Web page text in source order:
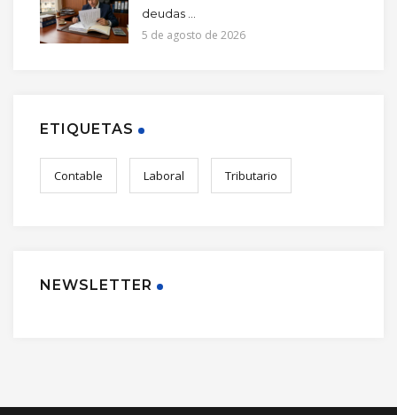
deudas ...
5 de agosto de 2026
ETIQUETAS
Contable Laboral Tributario
NEWSLETTER